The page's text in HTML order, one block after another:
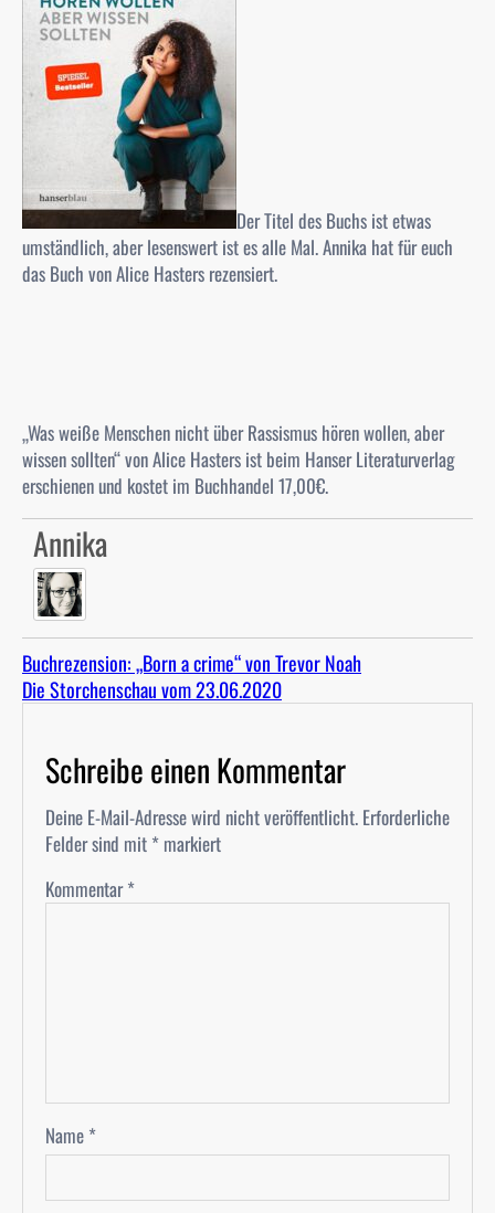
Der Titel des Buchs ist etwas
umständlich, aber lesenswert ist es alle Mal. Annika hat für euch
das Buch von Alice Hasters rezensiert.
„Was weiße Menschen nicht über Rassismus hören wollen, aber
wissen sollten“ von Alice Hasters ist beim Hanser Literaturverlag
erschienen und kostet im Buchhandel 17,00€.
Annika
Buchrezension: „Born a crime“ von Trevor Noah
Die Storchenschau vom 23.06.2020
Schreibe einen Kommentar
Deine E-Mail-Adresse wird nicht veröffentlicht. Erforderliche
Felder sind mit * markiert
Kommentar*
Name *